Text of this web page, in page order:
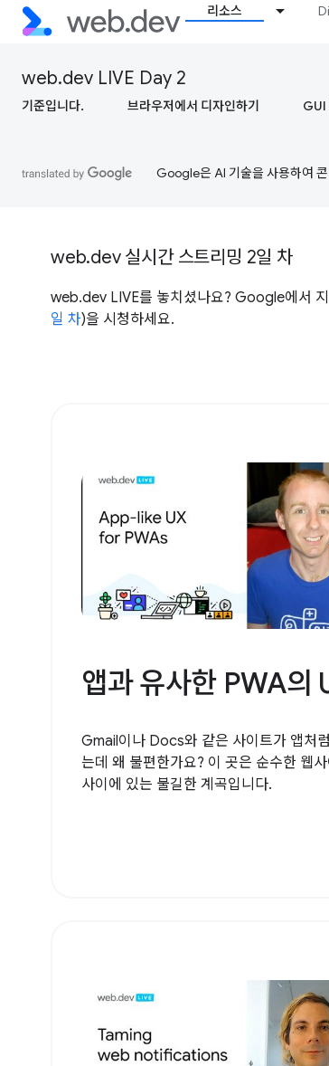
리소스
web.dev LIVE Day 2
기준입니다. 브라우저에서 디자인하기 GUI
Google은 AI 기술을 사용하여
web.dev 실시간 스트리밍 2일 차
web.dev LIVE를 놓치셨나요? Google에서
일 차)을 시청하세요.
앱과 유사한 PWA의
Gmail이나 Docs와 같은 사이트가 앱처
는데 왜 불편한가요? 이 곳은 순수한 웹
사이에 있는 불길한 계곡입니다.